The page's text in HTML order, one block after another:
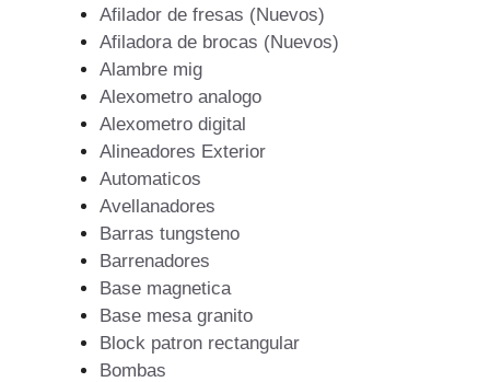
Afilador de fresas (Nuevos)
Afiladora de brocas (Nuevos)
Alambre mig
Alexometro analogo
Alexometro digital
Alineadores Exterior
Automaticos
Avellanadores
Barras tungsteno
Barrenadores
Base magnetica
Base mesa granito
Block patron rectangular
Bombas